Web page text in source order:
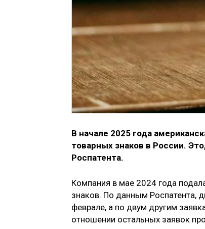
В начале 2025 года
товарных знаков в России.
Роспатента.
Компания в мае 2024 года
знаков. По данным Роспатента,
феврале, а по двум другим
отношении остальных заявок